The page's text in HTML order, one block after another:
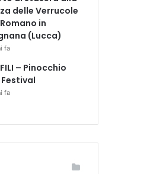
delle Verrucole
in
(Lucca)
fa
FILI – Pinocchio
fa